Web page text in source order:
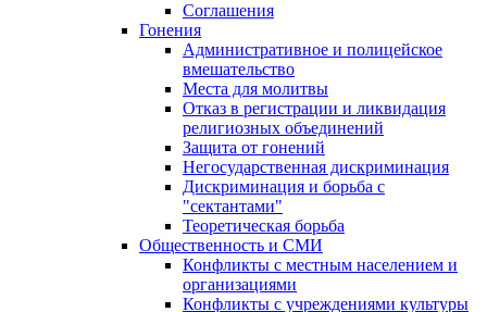
Соглашения
Гонения
Административное и полицейское
вмешательство
Места для молитвы
Отказ в регистрации и ликвидация
религиозных объединений
Защита от гонений
Негосударственная дискриминация
Дискриминация и борьба с
"сектантами"
Теоретическая борьба
Общественность и СМИ
Конфликты с местным населением и
организациями
Конфликты с учреждениями культуры